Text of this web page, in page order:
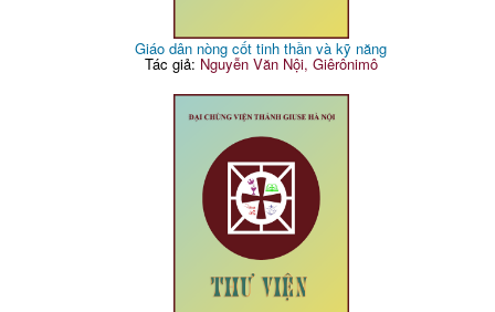
Giáo dân nòng cốt tinh thần và kỹ năng
Tác giả: Nguyễn Văn Nội, Giêrônimô